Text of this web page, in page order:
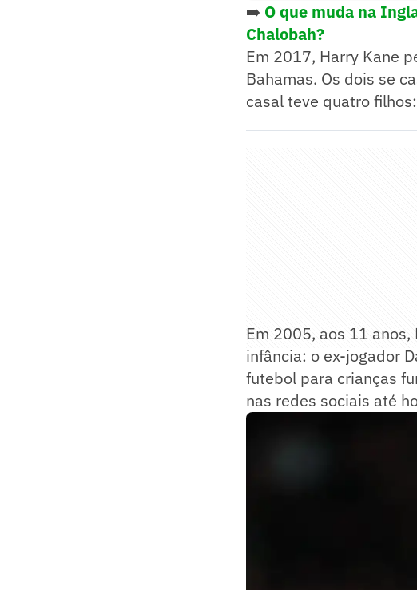
➡️ O que muda na
Chalobah?
Em 2017, Harry Kane
Bahamas. Os dois se
casal teve quatro
Em 2005, aos 11
infância: o ex-jogador
futebol para crianças
nas redes sociais até